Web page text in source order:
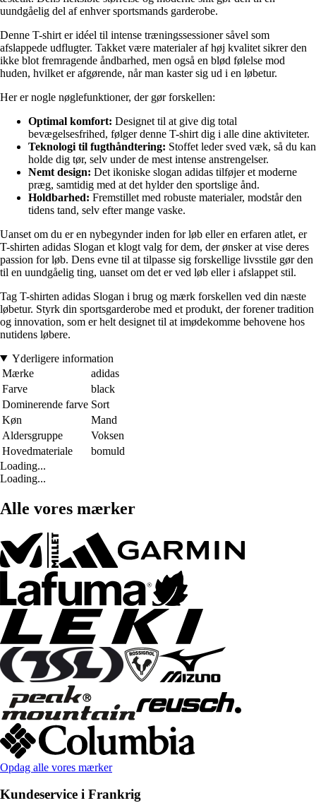
uundgåelig del af enhver sportsmands garderobe.
Denne T-shirt er idéel til intense træningssessioner såvel som
afslappede udflugter. Takket være materialer af høj kvalitet sikrer den
ikke blot fremragende åndbarhed, men også en blød følelse mod
huden, hvilket er afgørende, når man kaster sig ud i en løbetur.
Her er nogle nøglefunktioner, der gør forskellen:
Optimal komfort: Designet til at give dig total
bevægelsesfrihed, følger denne T-shirt dig i alle dine aktiviteter.
Teknologi til fugthåndtering: Stoffet leder sved væk, så du kan
holde dig tør, selv under de mest intense anstrengelser.
Nemt design: Det ikoniske slogan adidas tilføjer et moderne
præg, samtidig med at det hylder den sportslige ånd.
Holdbarhed: Fremstillet med robuste materialer, modstår den
tidens tand, selv efter mange vaske.
Uanset om du er en nybegynder inden for løb eller en erfaren atlet, er
T-shirten adidas Slogan et klogt valg for dem, der ønsker at vise deres
passion for løb. Dens evne til at tilpasse sig forskellige livsstile gør den
til en uundgåelig ting, uanset om det er ved løb eller i afslappet stil.
Tag T-shirten adidas Slogan i brug og mærk forskellen ved din næste
løbetur. Styrk din sportsgarderobe med et produkt, der forener tradition
og innovation, som er helt designet til at imødekomme behovene hos
nutidens løbere.
Yderligere information
Mærke
adidas
Farve
black
Dominerende farve Sort
Køn
Mand
Aldersgruppe
Voksen
Hovedmateriale
bomuld
Loading...
Loading...
Alle vores mærker
Opdag alle vores mærker
Kundeservice i Frankrig